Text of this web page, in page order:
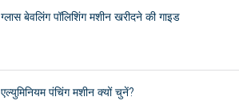
ग्लास बेवलिंग पॉलिशिंग मशीन खरीदने की गाइड
एल्युमिनियम पंचिंग मशीन क्यों चुनें?